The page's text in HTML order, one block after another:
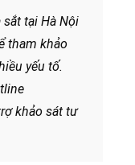
tại Hà Nội
tham khảo
yếu tố.
khảo sát tư